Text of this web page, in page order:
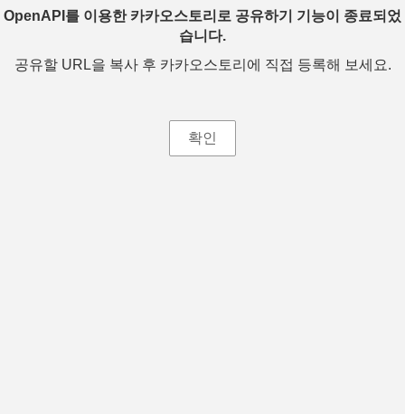
OpenAPI를 이용한 카카오스토리로 공유하기 기능이 종료되었
습니다.
공유할 URL을 복사 후 카카오스토리에 직접 등록해 보세요.
확인